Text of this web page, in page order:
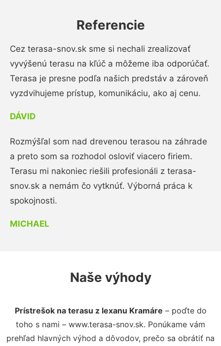
Referencie
Cez terasa-snov.sk sme si nechali zrealizovať
vyvýšenú terasu na kľúč a môžeme iba odporúčať.
Terasa je presne podľa našich predstáv a zároveň
vyzdvihujeme prístup, komunikáciu, ako aj cenu.
DÁVID
Rozmýšľal som nad drevenou terasou na záhrade
a preto som sa rozhodol osloviť viacero firiem.
Terasu mi nakoniec riešili profesionáli z terasa-
snov.sk a nemám čo vytknúť. Výborná práca k
spokojnosti.
MICHAEL
Naše výhody
Prístrešok na terasu z lexanu Kramáre – poďte do
toho s nami – www.terasa-snov.sk. Ponúkame vám
prehľad hlavných výhod a dôvodov, prečo sa obrátiť na